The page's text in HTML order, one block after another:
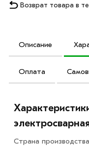
Возврат товара в
Описание
Оплата
Страна производства